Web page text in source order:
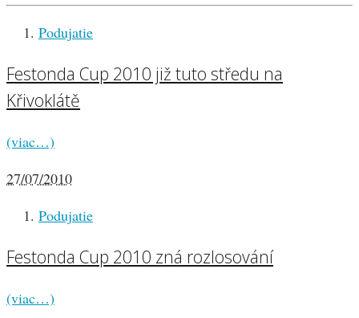
Podujatie
Festonda Cup 2010 již tuto středu na
Křivoklátě
(viac…)
27/07/2010
Podujatie
Festonda Cup 2010 zná rozlosování
(viac…)